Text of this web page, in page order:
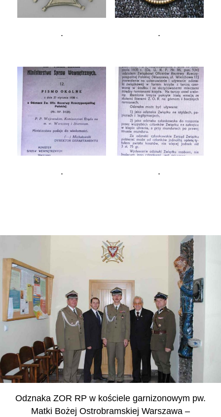
. .
. .
Odznaka ZOR RP w kościele garnizonowym pw.
Matki Bożej Ostrobramskiej Warszawa –